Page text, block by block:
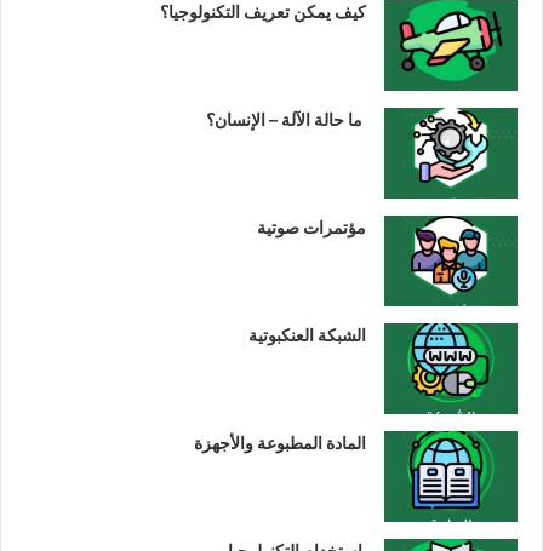
كيف يمكن تعريف التكنولوجيا؟
ما حالة الآلة – الإنسان؟
مؤتمرات صوتية
الشبكة العنكبوتية
المادة المطبوعة والأجهزة